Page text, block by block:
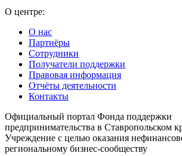
О центре:
О нас
Партнёры
Сотрудники
Получатели поддержки
Правовая информация
Отчёты деятельности
Контакты
Официальный портал Фонда поддержки
предпринимательства в Ставропольском
Учреждение с целью оказания
региональному бизнес-сообществу